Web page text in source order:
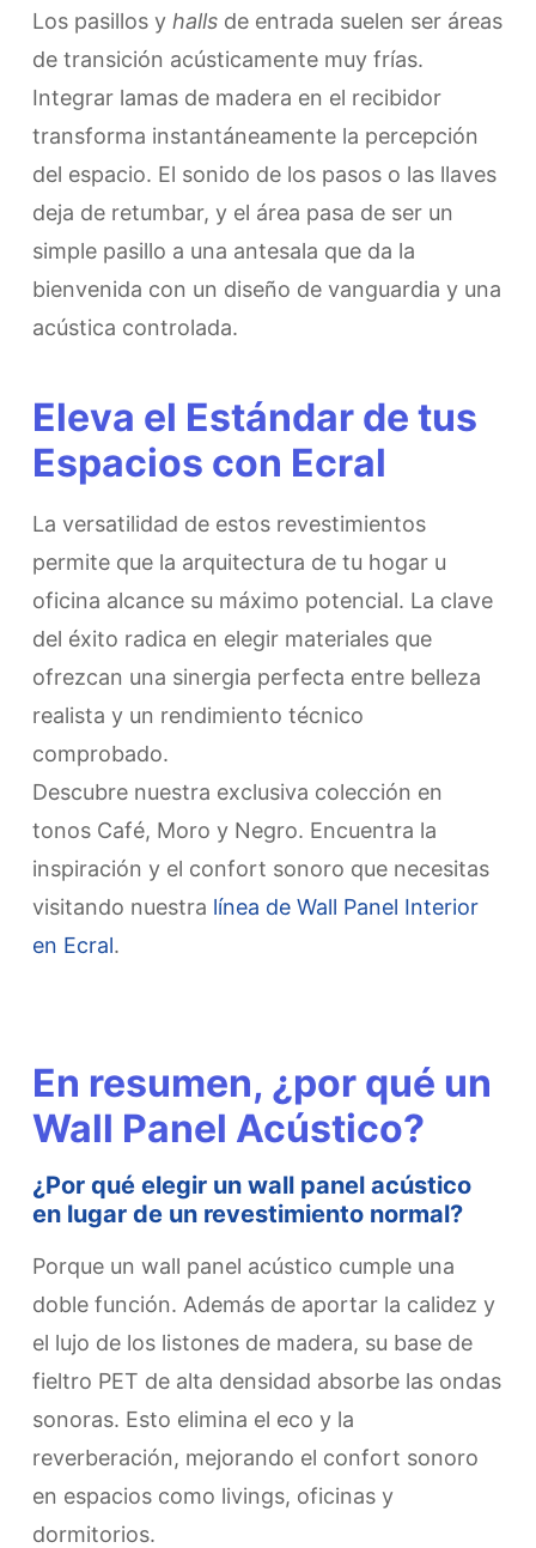
​Los pasillos y hallsde entrada suelen ser áreas
de transición acústicamente muy frías.
Integrar lamas de madera en el recibidor
transforma instantáneamente la percepción
del espacio. El sonido de los pasos o las llaves
deja de retumbar, y el área pasa de ser un
simple pasillo a una antesala que da la
bienvenida con un diseño de vanguardia y una
acústica controlada.
​Eleva el Estándar de tus
Espacios con Ecral
​La versatilidad de estos revestimientos
permite que la arquitectura de tu hogar u
oficina alcance su máximo potencial. La clave
del éxito radica en elegir materiales que
ofrezcan una sinergia perfecta entre belleza
realista y un rendimiento técnico
comprobado.
​Descubre nuestra exclusiva colección en
tonos Café, Moro y Negro. Encuentra la
inspiración y el confort sonoro que necesitas
visitando nuestra línea de Wall Panel Interior
en Ecral.
En resumen, ¿por qué un
Wall Panel Acústico?
¿Por qué elegir un wall panel acústico
en lugar de un revestimiento normal?
Porque un wall panel acústico cumple una
doble función. Además de aportar la calidez y
el lujo de los listones de madera, su base de
fieltro PET de alta densidad absorbe las ondas
sonoras. Esto elimina el eco y la
reverberación, mejorando el confort sonoro
en espacios como livings, oficinas y
dormitorios.